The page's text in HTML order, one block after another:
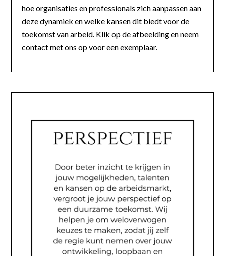
hoe organisaties en professionals zich aanpassen aan
deze dynamiek en welke kansen dit biedt voor de
toekomst van arbeid. Klik op de afbeelding en neem
contact met ons op voor een exemplaar.